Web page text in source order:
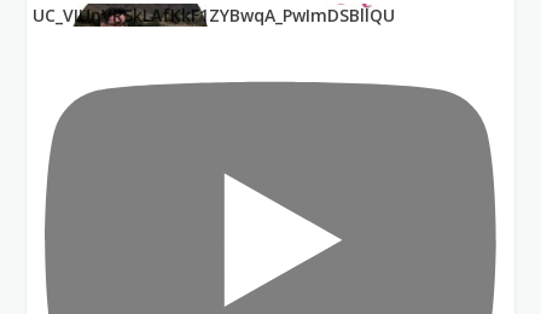
UC_VIUnVRSkLAfKkF1ZYBwqA_PwImDSBllQU